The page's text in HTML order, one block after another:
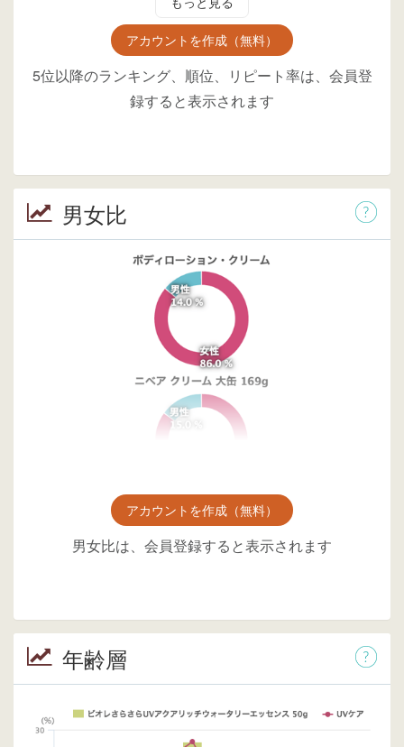
アカウントを作成（無料）
5位以降のランキング、順位、リピート率は、会員登
録すると表示されます
男女比
アカウントを作成（無料）
男女比は、会員登録すると表示されます
年齢層